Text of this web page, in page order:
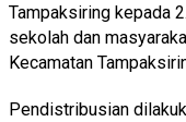
Tampaksiring kepada
sekolah dan
Kecamatan
Pendistribusian